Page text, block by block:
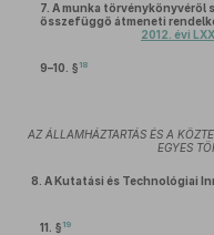
7. A munka törvénykönyvéről
összefüggő átmeneti
2012. évi
9–10. § 18
AZ ÁLLAMHÁZTARTÁS ÉS A
EGYES
8. A Kutatási és Technológiai
11. § 19